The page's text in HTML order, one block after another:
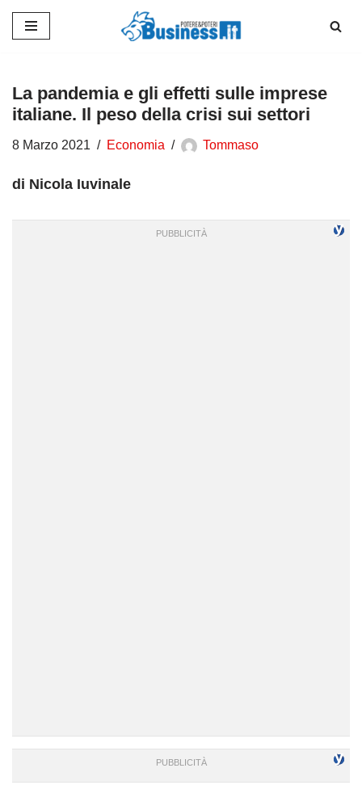
contenuto
La pandemia e gli effetti sulle imprese
italiane. Il peso della crisi sui settori
8 Marzo 2021 Economia Tommaso
di Nicola Iuvinale